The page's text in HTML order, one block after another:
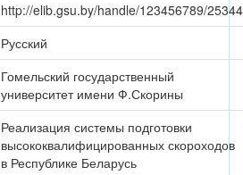
http://elib.gsu.by/handle/123456789/25344
Русский
Гомельский государственный
университет имени Ф.Скорины
Реализация системы подготовки
высококвалифицированных скороходов
в Республике Беларусь